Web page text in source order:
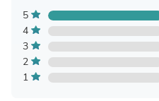
5
4
3
2
1